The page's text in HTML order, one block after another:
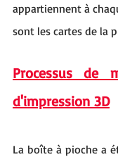
appartiennent à
sont les cartes de la
Processus de
d'impression 3D
La boîte à pioche a